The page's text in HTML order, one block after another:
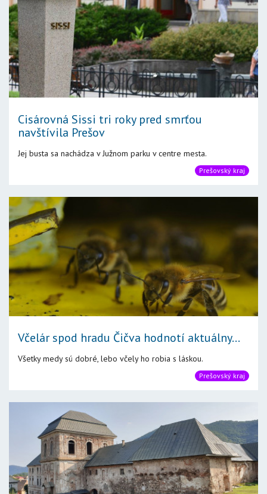
Cisárovná Sissi tri roky pred smrťou
navštívila Prešov
Jej busta sa nachádza v Južnom parku v centre mesta.
Prešovský kraj
Včelár spod hradu Čičva hodnotí aktuálny...
Všetky medy sú dobré, lebo včely ho robia s láskou.
Prešovský kraj